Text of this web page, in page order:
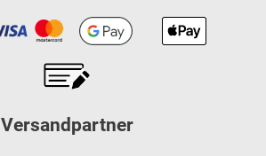
Versandpartner